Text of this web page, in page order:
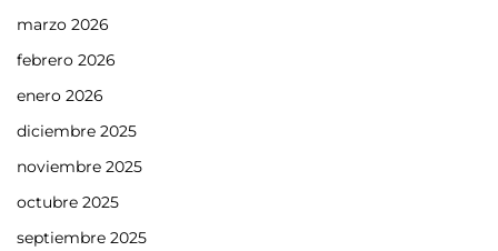
marzo 2026
febrero 2026
enero 2026
diciembre 2025
noviembre 2025
octubre 2025
septiembre 2025